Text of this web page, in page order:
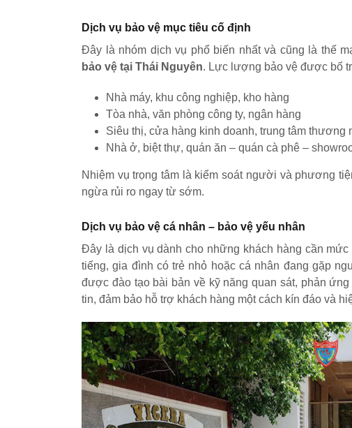
Dịch vụ bảo vệ mục tiêu cố định
Đây là nhóm dịch vụ phổ biến nhất và cũng là thế
bảo vệ tại Thái Nguyên. Lực lượng bảo vệ được bố
Nhà máy, khu công nghiệp, kho hàng
Tòa nhà, văn phòng công ty, ngân hàng
Siêu thị, cửa hàng kinh doanh, trung tâm thương
Nhà ở, biệt thự, quán ăn – quán cà phê –
Nhiệm vụ trọng tâm là kiểm soát người và phương
ngừa rủi ro ngay từ sớm.
Dịch vụ bảo vệ cá nhân – bảo vệ yếu nhân
Đây là dịch vụ dành cho những khách hàng cần
tiếng, gia đình có trẻ nhỏ hoặc cá nhân đang gặp
được đào tạo bài bản về kỹ năng quan sát, phản
tin, đảm bảo hỗ trợ khách hàng một cách kín đáo và